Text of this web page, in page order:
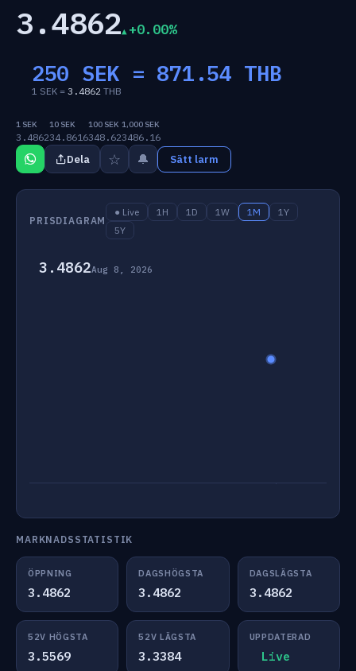
3.4862 +0.00%
250 SEK = 871.54 THB
1 SEK = 3.4862 THB
1 SEK
3.4862
10 SEK
34.8616
100 SEK
348.62
1,000 SEK
3486.16
Dela ☆ 🔔 Sätt larm
PRISDIAGRAM
● Live 1H 1D 1W 1M
1Y
5Y
3.4862Aug 8, 2026
MARKNADSSTATISTIK
ÖPPNING
3.4862
DAGSHÖGSTA
3.4862
DAGSLÄGSTA
3.4862
52V HÖGSTA
3.5569
52V LÄGSTA
3.3384
UPPDATERAD
Live